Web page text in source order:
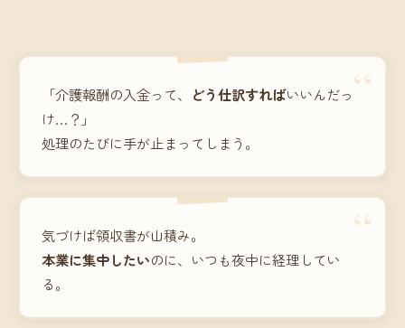
“
「介護報酬の入金って、 どう仕訳すればいいんだっ
け…？」
処理のたびに手が止まってしまう。
“
気づけば領収書が山積み。
本業に集中したいのに、いつも夜中に経理してい
る。